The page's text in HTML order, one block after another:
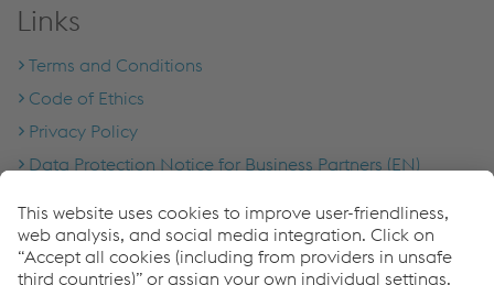
Links
Terms and Conditions
Code of Ethics
Privacy Policy
Data Protection Notice for Business Partners (EN)
Railway Systems Academy